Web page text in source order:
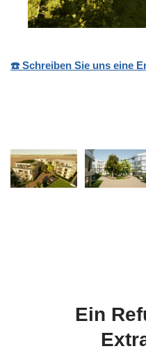
☎️ Schreiben Sie uns eine
Ein